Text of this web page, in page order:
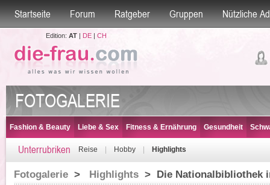
Startseite Forum Ratgeber Gruppen Nützliche
Edition: AT| DE| CH
FOTOGALERIE
Fashion & Beauty Liebe & Sex Fitness & Ernährung Gesundheit
Unterrubriken Reise Hobby Highlights
Fotogalerie> Highlights> Die Nationalbibliothek